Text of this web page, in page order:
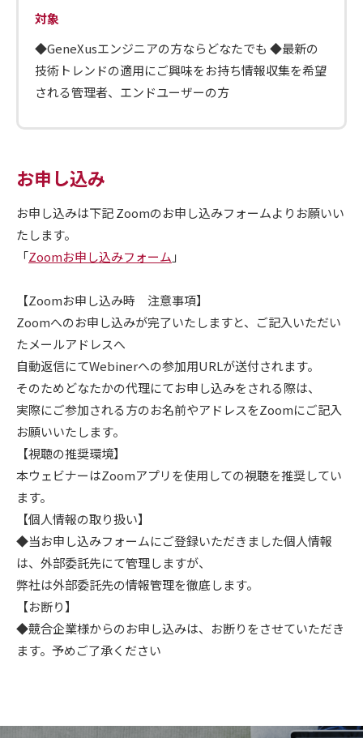
対象
◆GeneXusエンジニアの方ならどなたでも ◆最新の
技術トレンドの適用にご興味をお持ち情報収集を希望
される管理者、エンドユーザーの方
お申し込み
お申し込みは下記 Zoomのお申し込みフォームよりお願いい
たします。
「Zoomお申し込みフォーム 」
【Zoomお申し込み時 注意事項】
Zoomへのお申し込みが完了いたしますと、ご記入いただい
たメールアドレスへ
自動返信にてWebinerへの参加用URLが送付されます。
そのためどなたかの代理にてお申し込みをされる際は、
実際にご参加される方のお名前やアドレスをZoomにご記入
お願いいたします。
【視聴の推奨環境】
本ウェビナーはZoomアプリを使用しての視聴を推奨してい
ます。
【個人情報の取り扱い】
◆当お申し込みフォームにご登録いただきました個人情報
は、外部委託先にて管理しますが、
弊社は外部委託先の情報管理を徹底します。
【お断り】
◆競合企業様からのお申し込みは、お断りをさせていただき
ます。予めご了承ください